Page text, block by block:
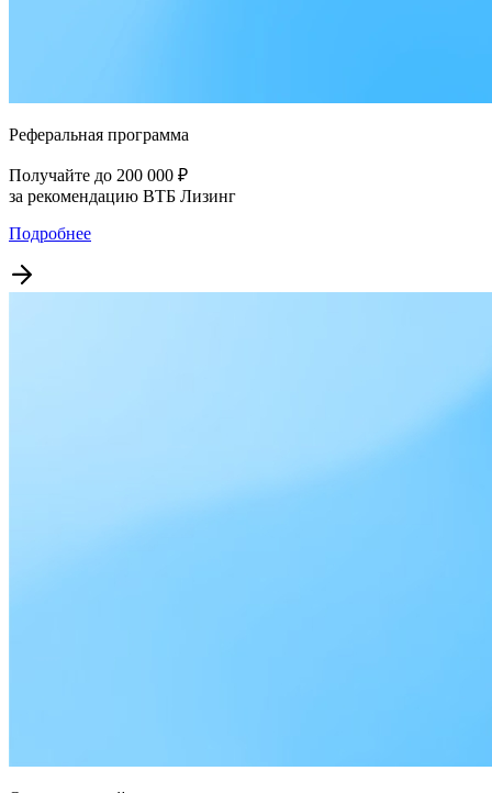
Реферальная программа
Получайте до 200 000 ₽
за рекомендацию ВТБ Лизинг
Подробнее